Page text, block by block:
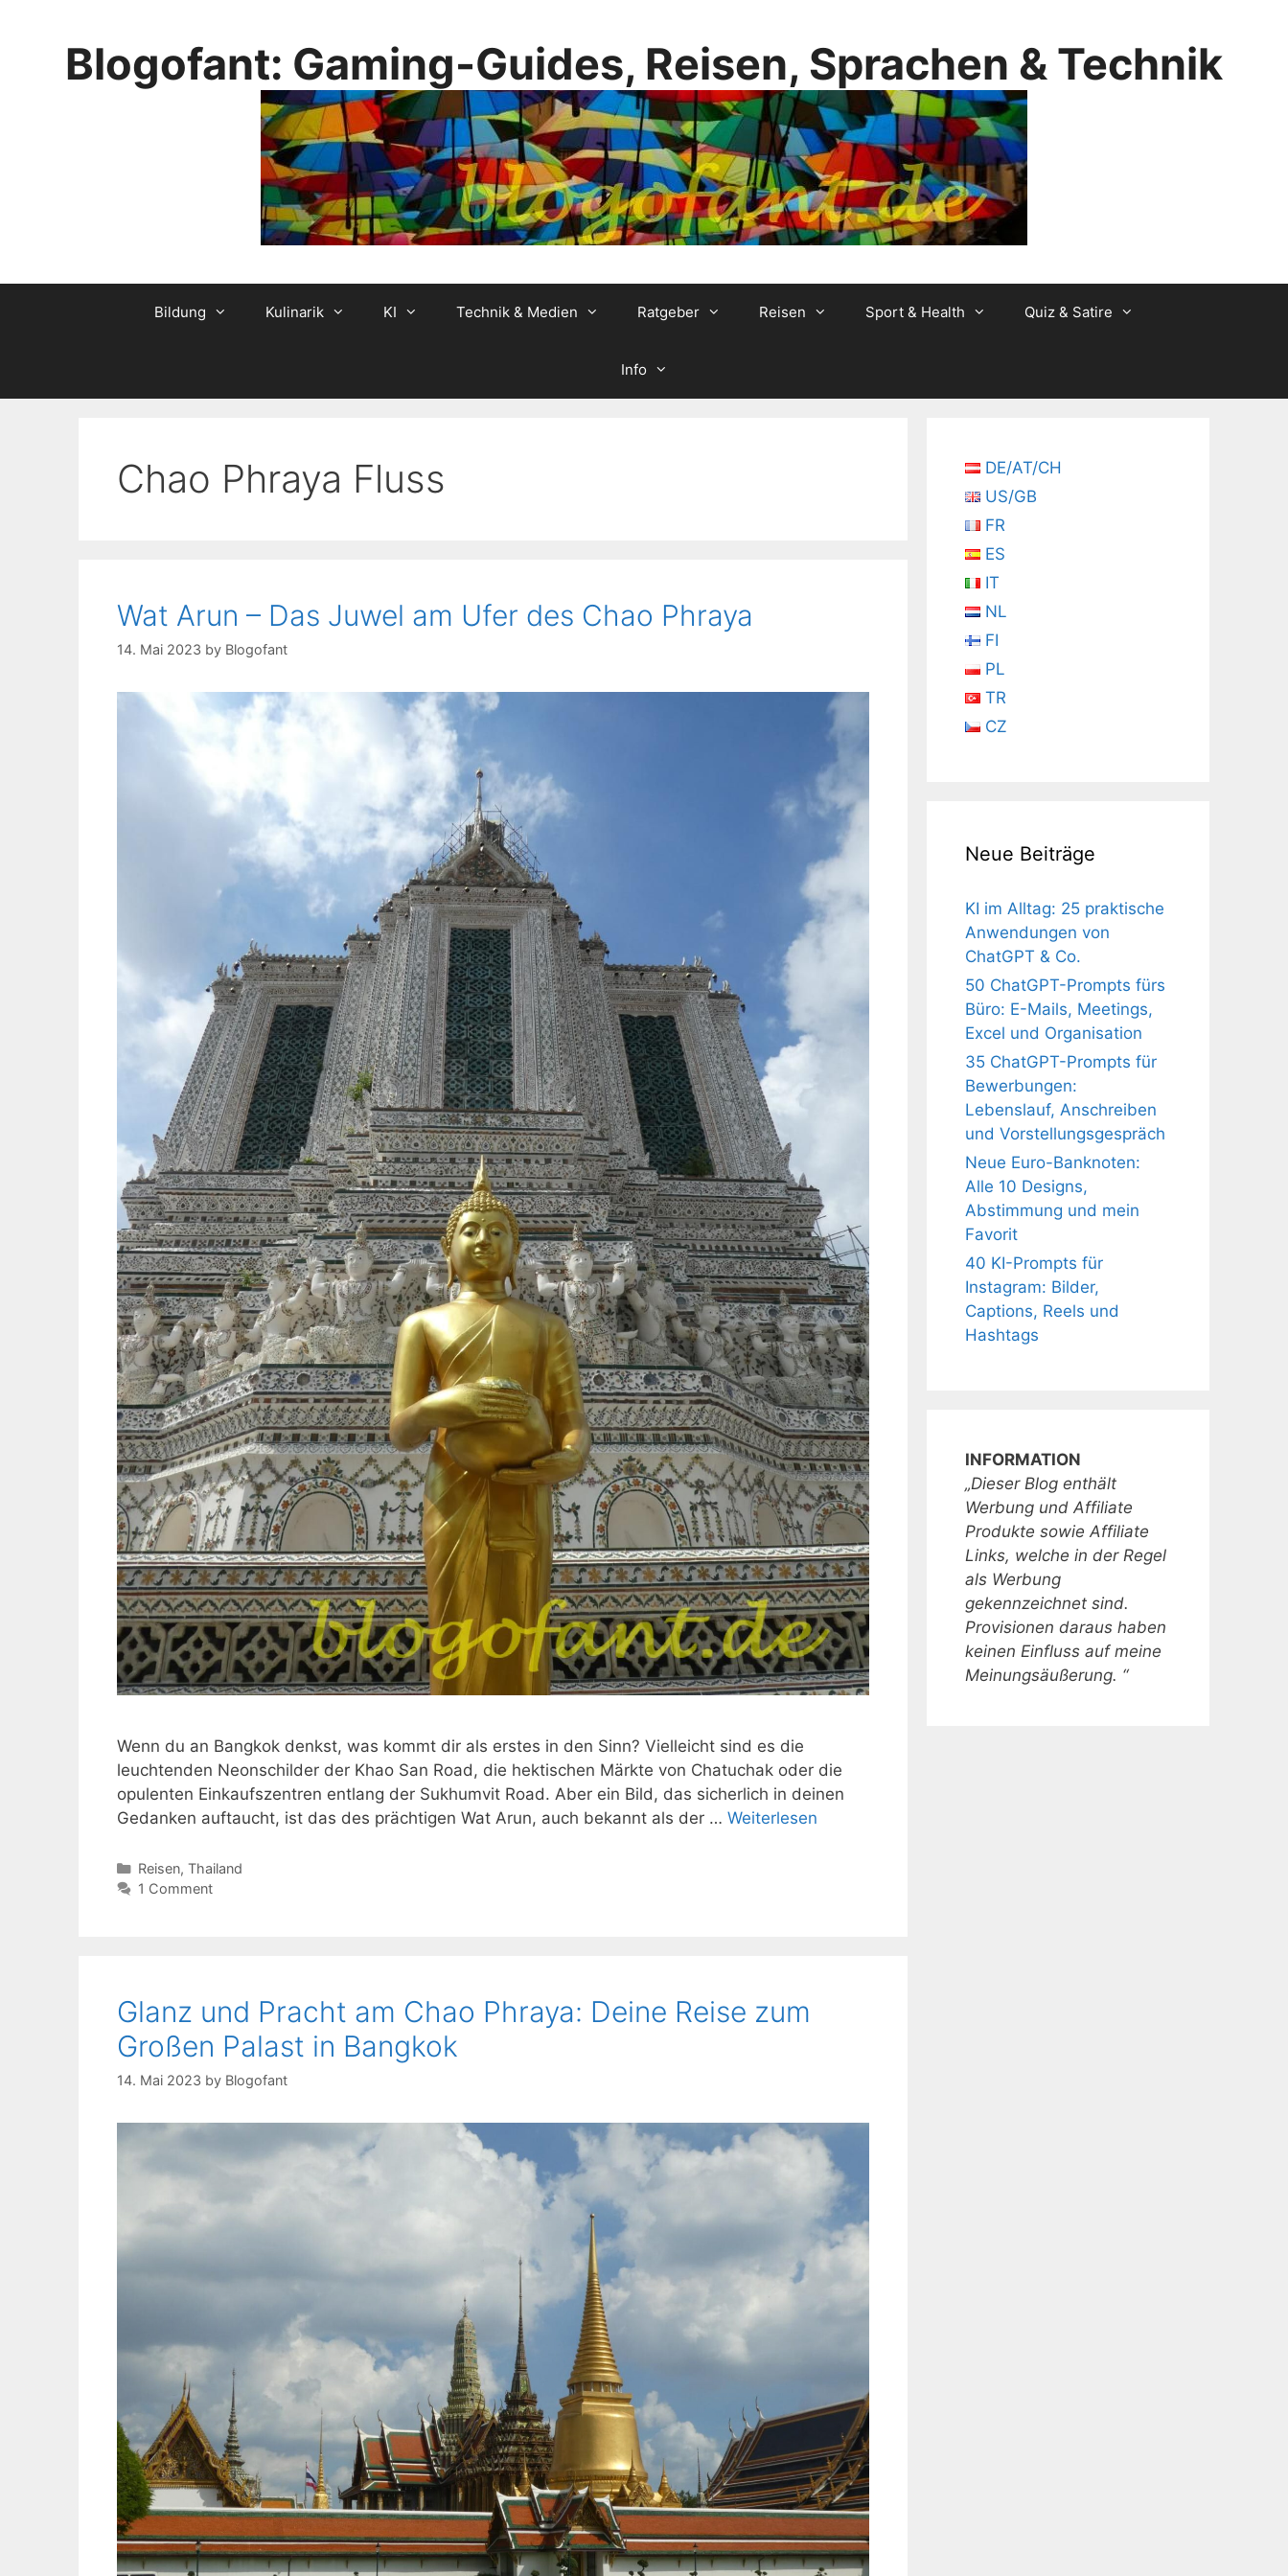
Blogofant: Gaming-Guides, Reisen, Sprachen & Technik
Bildung Kulinarik KI Technik & Medien Ratgeber Reisen Sport & Health Quiz & Satire
Info
Chao Phraya Fluss
Wat Arun – Das Juwel am Ufer des Chao Phraya
14. Mai 2023 by Blogofant
Wenn du an Bangkok denkst, was kommt dir als erstes in den Sinn? Vielleicht sind es die
leuchtenden Neonschilder der Khao San Road, die hektischen Märkte von Chatuchak oder die
opulenten Einkaufszentren entlang der Sukhumvit Road. Aber ein Bild, das sicherlich in deinen
Gedanken auftaucht, ist das des prächtigen Wat Arun, auch bekannt als der … Weiterlesen
Kategorien
Reisen, Thailand
1 Comment
Glanz und Pracht am Chao Phraya: Deine Reise zum
Großen Palast in Bangkok
14. Mai 2023 by Blogofant
DE/AT/CH
US/GB
FR
ES
IT
NL
FI
PL
TR
CZ
Neue Beiträge
KI im Alltag: 25 praktische
Anwendungen von
ChatGPT & Co.
50 ChatGPT-Prompts fürs
Büro: E-Mails, Meetings,
Excel und Organisation
35 ChatGPT-Prompts für
Bewerbungen:
Lebenslauf, Anschreiben
und Vorstellungsgespräch
Neue Euro-Banknoten:
Alle 10 Designs,
Abstimmung und mein
Favorit
40 KI-Prompts für
Instagram: Bilder,
Captions, Reels und
Hashtags
INFORMATION
„Dieser Blog enthält
Werbung und Affiliate
Produkte sowie Affiliate
Links, welche in der Regel
als Werbung
gekennzeichnet sind.
Provisionen daraus haben
keinen Einfluss auf meine
Meinungsäußerung. “